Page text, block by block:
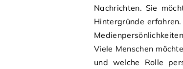
Nachrichten. Sie
Hintergründe
Viele Menschen
und welche Rolle